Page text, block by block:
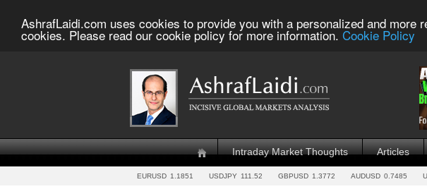
AshrafLaidi.com uses cookies to provide you with a personalized and
cookies. Please read our cookie policy for more information. Cookie Policy
Intraday Market Thoughts Articles
EURUSD 1.1851 USDJPY 111.52 GBPUSD 1.3772 AUDUSD 0.7485